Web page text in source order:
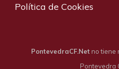
Política de Cookies
PontevedraCF.Netno tiene
Pontevedra